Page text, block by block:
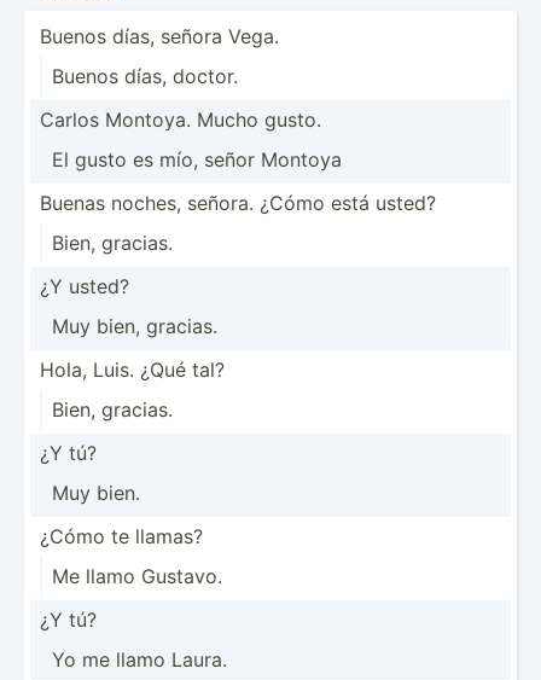
Buenos días, señora Vega.
Buenos días, doctor.
Carlos Montoya. Mucho gusto.
El gusto es mío, señor Montoya
Buenas noches, señora. ¿Cómo está usted?
Bien, gracias.
¿Y usted?
Muy bien, gracias.
Hola, Luis. ¿Qué tal?
Bien, gracias.
¿Y tú?
Muy bien.
¿Cómo te llamas?
Me llamo Gustavo.
¿Y tú?
Yo me llamo Laura.